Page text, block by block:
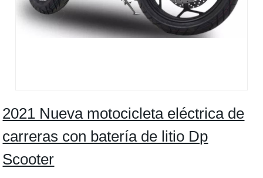
2021 Nueva motocicleta eléctrica de
carreras con batería de litio Dp
Scooter